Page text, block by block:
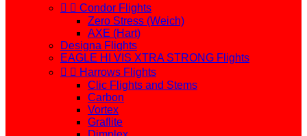
  Condor Flights
Zero Stress (Weich)
AXE (Hart)
Designa Flights
EAGLE HI VIS XTRA STRONG Flights
  Harrows Flights
Clic Flights and Stems
Carbon
Vortex
Graflite